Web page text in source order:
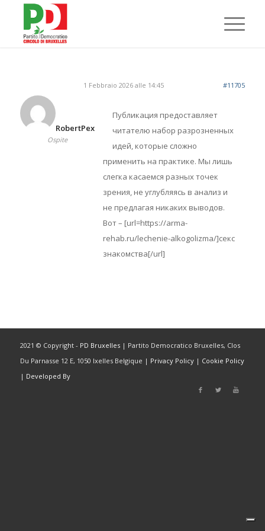
1 Febbraio 2026 alle 14:45 #11705
RobertPex
Ospite
Публикация предоставляет
читателю набор разрозненных
идей, которые сложно
применить на практике. Мы лишь
слегка касаемся разных точек
зрения, не углубляясь в анализ и
не предлагая никаких выводов.
Вот – [url=https://arma-
rehab.ru/lechenie-alkogolizma/]секс
знакомства[/url]
2021 © Copyright - PD Bruxelles| Partito Democratico Bruxelles, Clos
Du Parnasse 12 E, 1050 Ixelles Belgique | Privacy Policy| Cookie Policy
| Developed By